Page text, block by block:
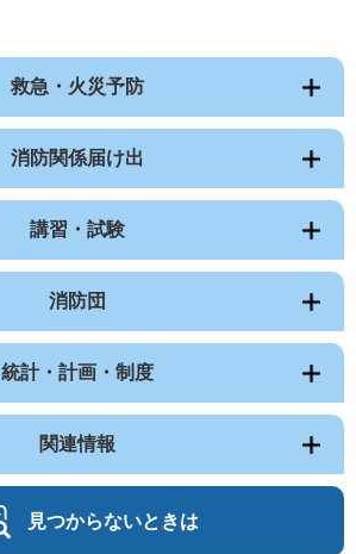
救急・火災予防
消防関係届け出
講習・試験
消防団
統計・計画・制度
関連情報
見つからないときは